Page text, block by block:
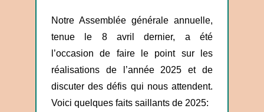
Notre Assemblée générale annuelle,
tenue le 8 avril dernier, a été
l’occasion de faire le point sur les
réalisations de l’année 2025 et de
discuter des défis qui nous attendent.
Voici quelques faits saillants de 2025: